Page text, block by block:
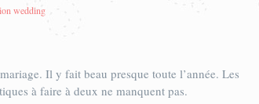
wedding
Il y fait beau presque toute l’année. Les
à faire à deux ne manquent pas.